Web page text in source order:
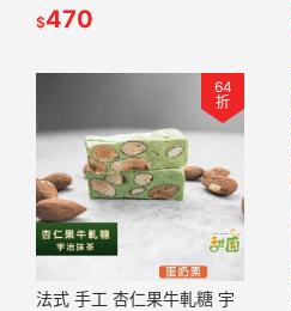
牛軋糖 法式手工【甜園】
$470
64
折
法式 手工 杏仁果牛軋糖 宇